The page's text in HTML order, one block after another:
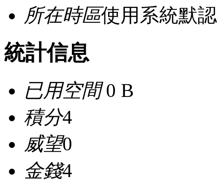
所在時區使用系統默認
統計信息
已用空間0 B
積分4
威望0
金錢4